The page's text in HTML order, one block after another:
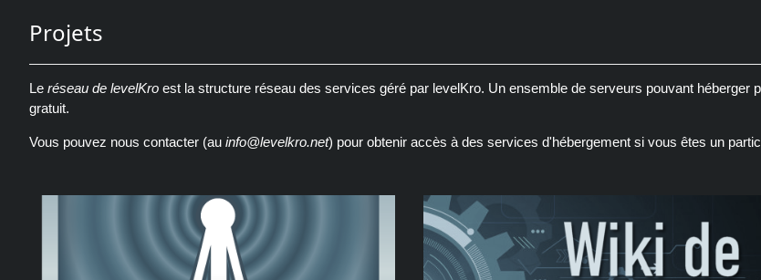
Projets
Le réseau de levelKro est la structure réseau des services géré par levelKro. Un ensemble de serveurs pouvant
gratuit.
Vous pouvez nous contacter (au info levelkro.net) pour obtenir accès à des services d'hébergement si vous êtes un